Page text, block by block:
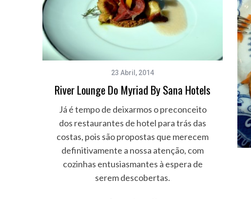
23 Abril, 2014
River Lounge Do Myriad By Sana Hotels
Já é tempo de deixarmos o preconceito
dos restaurantes de hotel para trás das
costas, pois são propostas que merecem
definitivamente a nossa atenção, com
cozinhas entusiasmantes à espera de
serem descobertas.
a
r
h
f
o
r